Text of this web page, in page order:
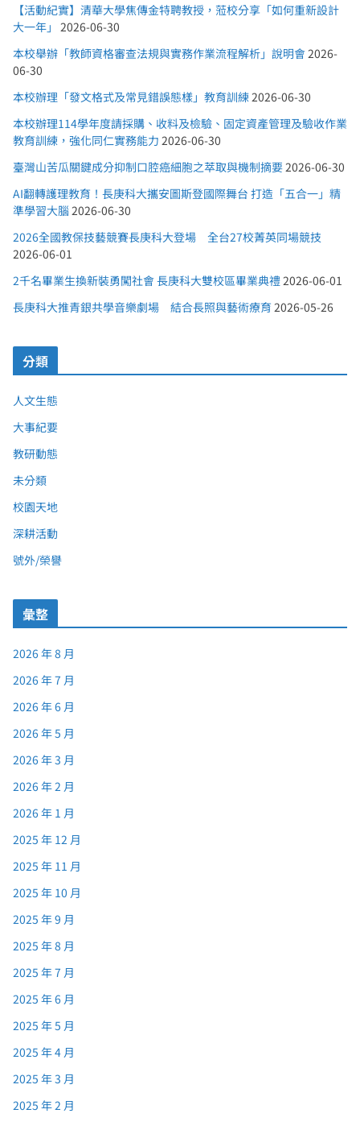
【活動紀實】清華大學焦傳金特聘教授，蒞校分享「如何重新設計
大一年」
2026-06-30
本校舉辦「教師資格審查法規與實務作業流程解析」說明會 2026-
06-30
本校辦理「發文格式及常見錯誤態樣」教育訓練 2026-06-30
本校辦理114學年度請採購、收料及檢驗、固定資產管理及驗收作業
教育訓練，強化同仁實務能力 2026-06-30
臺灣山苦瓜關鍵成分抑制口腔癌細胞之萃取與機制摘要 2026-06-30
AI翻轉護理教育！長庚科大攜安圖斯登國際舞台 打造「五合一」精
準學習大腦 2026-06-30
2026全國教保技藝競賽長庚科大登場 全台27校菁英同場競技
2026-06-01
2千名畢業生換新裝勇闖社會 長庚科大雙校區畢業典禮 2026-06-01
長庚科大推青銀共學音樂劇場 結合長照與藝術療育 2026-05-26
分類
人文生態
大事紀要
教研動態
未分類
校園天地
深耕活動
號外/榮譽
彙整
2026 年 8 月
2026 年 7 月
2026 年 6 月
2026 年 5 月
2026 年 3 月
2026 年 2 月
2026 年 1 月
2025 年 12 月
2025 年 11 月
2025 年 10 月
2025 年 9 月
2025 年 8 月
2025 年 7 月
2025 年 6 月
2025 年 5 月
2025 年 4 月
2025 年 3 月
2025 年 2 月